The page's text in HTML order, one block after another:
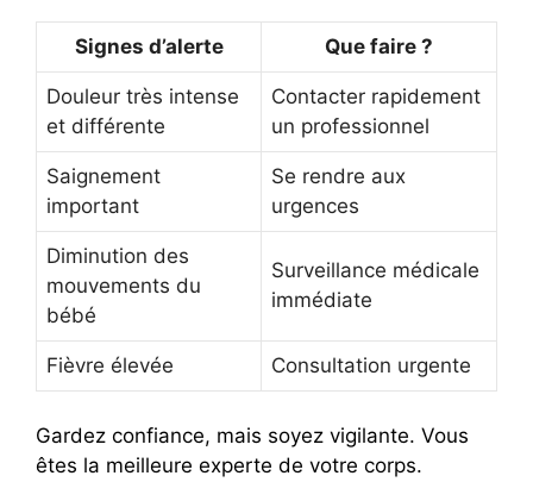
Signes d’alerte Que faire ?
Douleur très intense
et différente
Contacter rapidement
un professionnel
Saignement
important
Se rendre aux
urgences
Diminution des
mouvements du
bébé
Surveillance médicale
immédiate
Fièvre élevée Consultation urgente
Gardez confiance, mais soyez vigilante. Vous
êtes la meilleure experte de votre corps.